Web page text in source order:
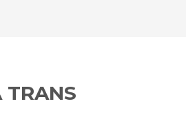
TRANS